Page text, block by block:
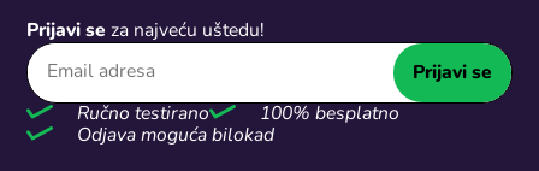
Prijavi se za najveću uštedu!
Prijavi se
Ručno testirano
100% besplatno
Odjava moguća bilokad